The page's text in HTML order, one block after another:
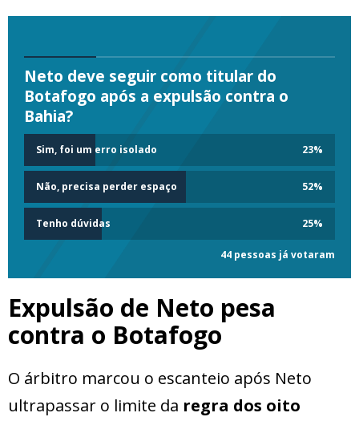
Neto deve seguir como titular do
Botafogo após a expulsão contra o
Bahia?
Sim, foi um erro isolado 23%
Não, precisa perder espaço 52%
Tenho dúvidas 25%
44 pessoas já votaram
Expulsão de Neto pesa
contra o Botafogo
O árbitro marcou o escanteio após Neto
ultrapassar o limite da regra dos oito